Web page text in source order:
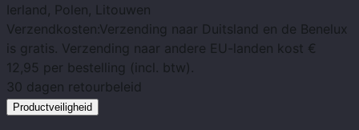
Ierland, Polen, Litouwen
Verzendkosten:Verzending naar Duitsland en de Benelux
is gratis. Verzending naar andere EU-landen kost €
12,95 per bestelling (incl. btw).
30 dagen retourbeleid
Productveiligheid